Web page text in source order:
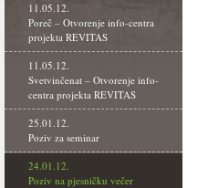
11.05.12.
Poreč – Otvorenje info-centra
projekta REVITAS
11.05.12.
Svetvinčenat – Otvorenje info-
centra projekta REVITAS
25.01.12.
Poziv za seminar
24.01.12.
Poziv na pjesničku večer